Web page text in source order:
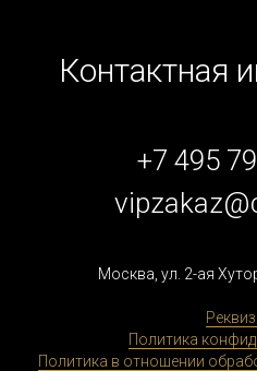
Контактная
+7 495
Москва, ул. 2-ая
Политика
Политика в отношении